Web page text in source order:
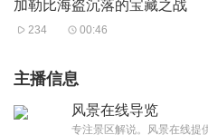
一下我们即将游览的上海迪
男：没问题！游客朋友们，现
度假区、奥兰多华特迪士尼
区、巴黎迪士尼乐园度假区和
加勒比海盗沉落的宝藏之战
234 00:46
主播信息
风景在线导览